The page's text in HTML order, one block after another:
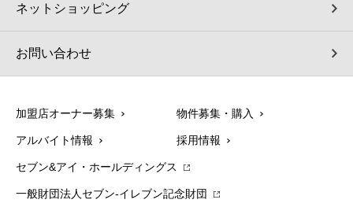
ネットショッピング
お問い合わせ
加盟店オーナー募集 物件募集・購入
アルバイト情報 採用情報
セブン&アイ・ホールディングス
一般財団法人セブン-イレブン記念財団